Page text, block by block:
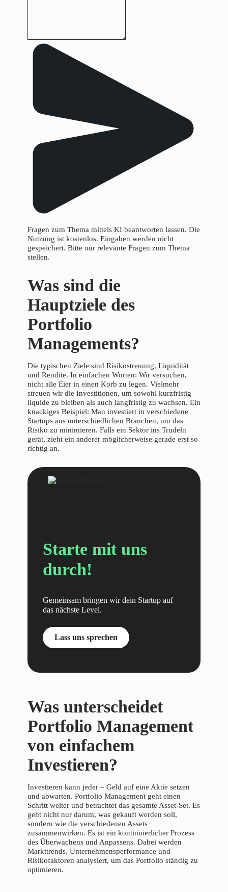
Fragen zum Thema mittels KI beantworten lassen. Die
Nutzung ist kostenlos. Eingaben werden nicht
gespeichert. Bitte nur relevante Fragen zum Thema
stellen.
Was sind die
Hauptziele des
Portfolio
Managements?
Die typischen Ziele sind Risikostreuung, Liquidität
und Rendite. In einfachen Worten: Wir versuchen,
nicht alle Eier in einen Korb zu legen. Vielmehr
streuen wir die Investitionen, um sowohl kurzfristig
liquide zu bleiben als auch langfristig zu wachsen. Ein
knackiges Beispiel: Man investiert in verschiedene
Startups aus unterschiedlichen Branchen, um das
Risiko zu minimieren. Falls ein Sektor ins Trudeln
gerät, zieht ein anderer möglicherweise gerade erst so
richtig an.
Starte mit uns
durch!
Gemeinsam bringen wir dein Startup auf
das nächste Level.
Lass uns sprechen
Was unterscheidet
Portfolio Management
von einfachem
Investieren?
Investieren kann jeder – Geld auf eine Aktie setzen
und abwarten. Portfolio Management geht einen
Schritt weiter und betrachtet das gesamte Asset-Set. Es
geht nicht nur darum, was gekauft werden soll,
sondern wie die verschiedenen Assets
zusammenwirken. Es ist ein kontinuierlicher Prozess
des Überwachens und Anpassens. Dabei werden
Markttrends, Unternehmensperformance und
Risikofaktoren analysiert, um das Portfolio ständig zu
optimieren.